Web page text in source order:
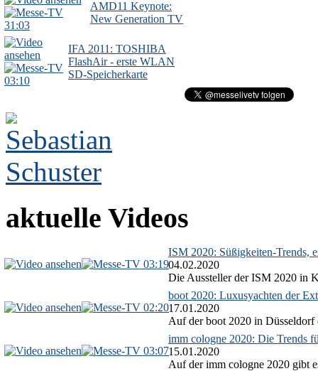
31:03
AMD11 Keynote:
New Generation TV
03:10
IFA 2011: TOSHIBA
FlashAir - erste WLAN
SD-Speicherkarte
aktuelle Videos
03:19
ISM 2020: Süßigkeiten-Trends,
04.02.2020
Die Aussteller der ISM 2020 in
02:20
boot 2020: Luxusyachten der
17.01.2020
Auf der boot 2020 in Düsseldorf
03:07
imm cologne 2020: Die Trends
15.01.2020
Auf der imm cologne 2020 gibt